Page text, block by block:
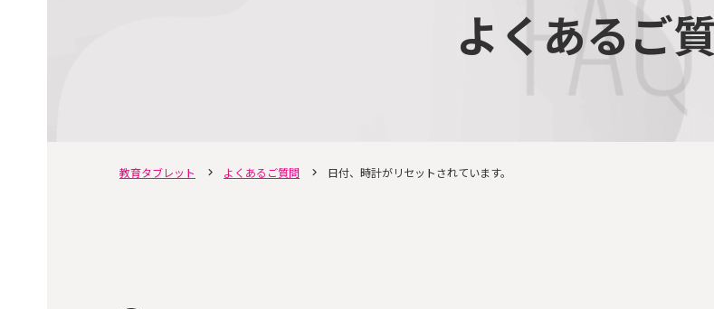
よくあるご
教育タブレット よくあるご質問 日付、時計がリセットされています。